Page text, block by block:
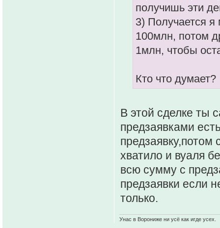
получишь эти
3) Получается я
100млн, потом
1млн, чтобы
Кто что думает?
В этой сделке ты
предзаявками
предзаявку,потом
хватило и вуаля
всю сумму с
предзаявки если
только.
Унас в Ворониже ни усё как игде усех.